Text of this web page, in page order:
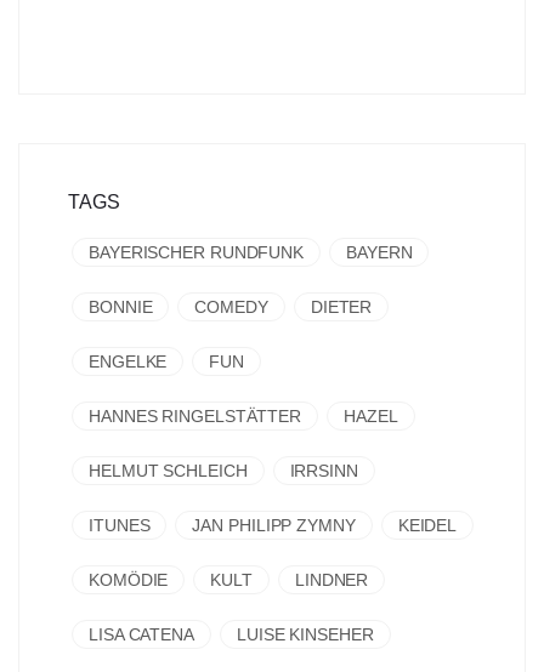
TAGS
BAYERISCHER RUNDFUNK BAYERN
BONNIE COMEDY DIETER
ENGELKE FUN
HANNES RINGELSTÄTTER HAZEL
HELMUT SCHLEICH IRRSINN
ITUNES JAN PHILIPP ZYMNY KEIDEL
KOMÖDIE KULT LINDNER
LISA CATENA LUISE KINSEHER